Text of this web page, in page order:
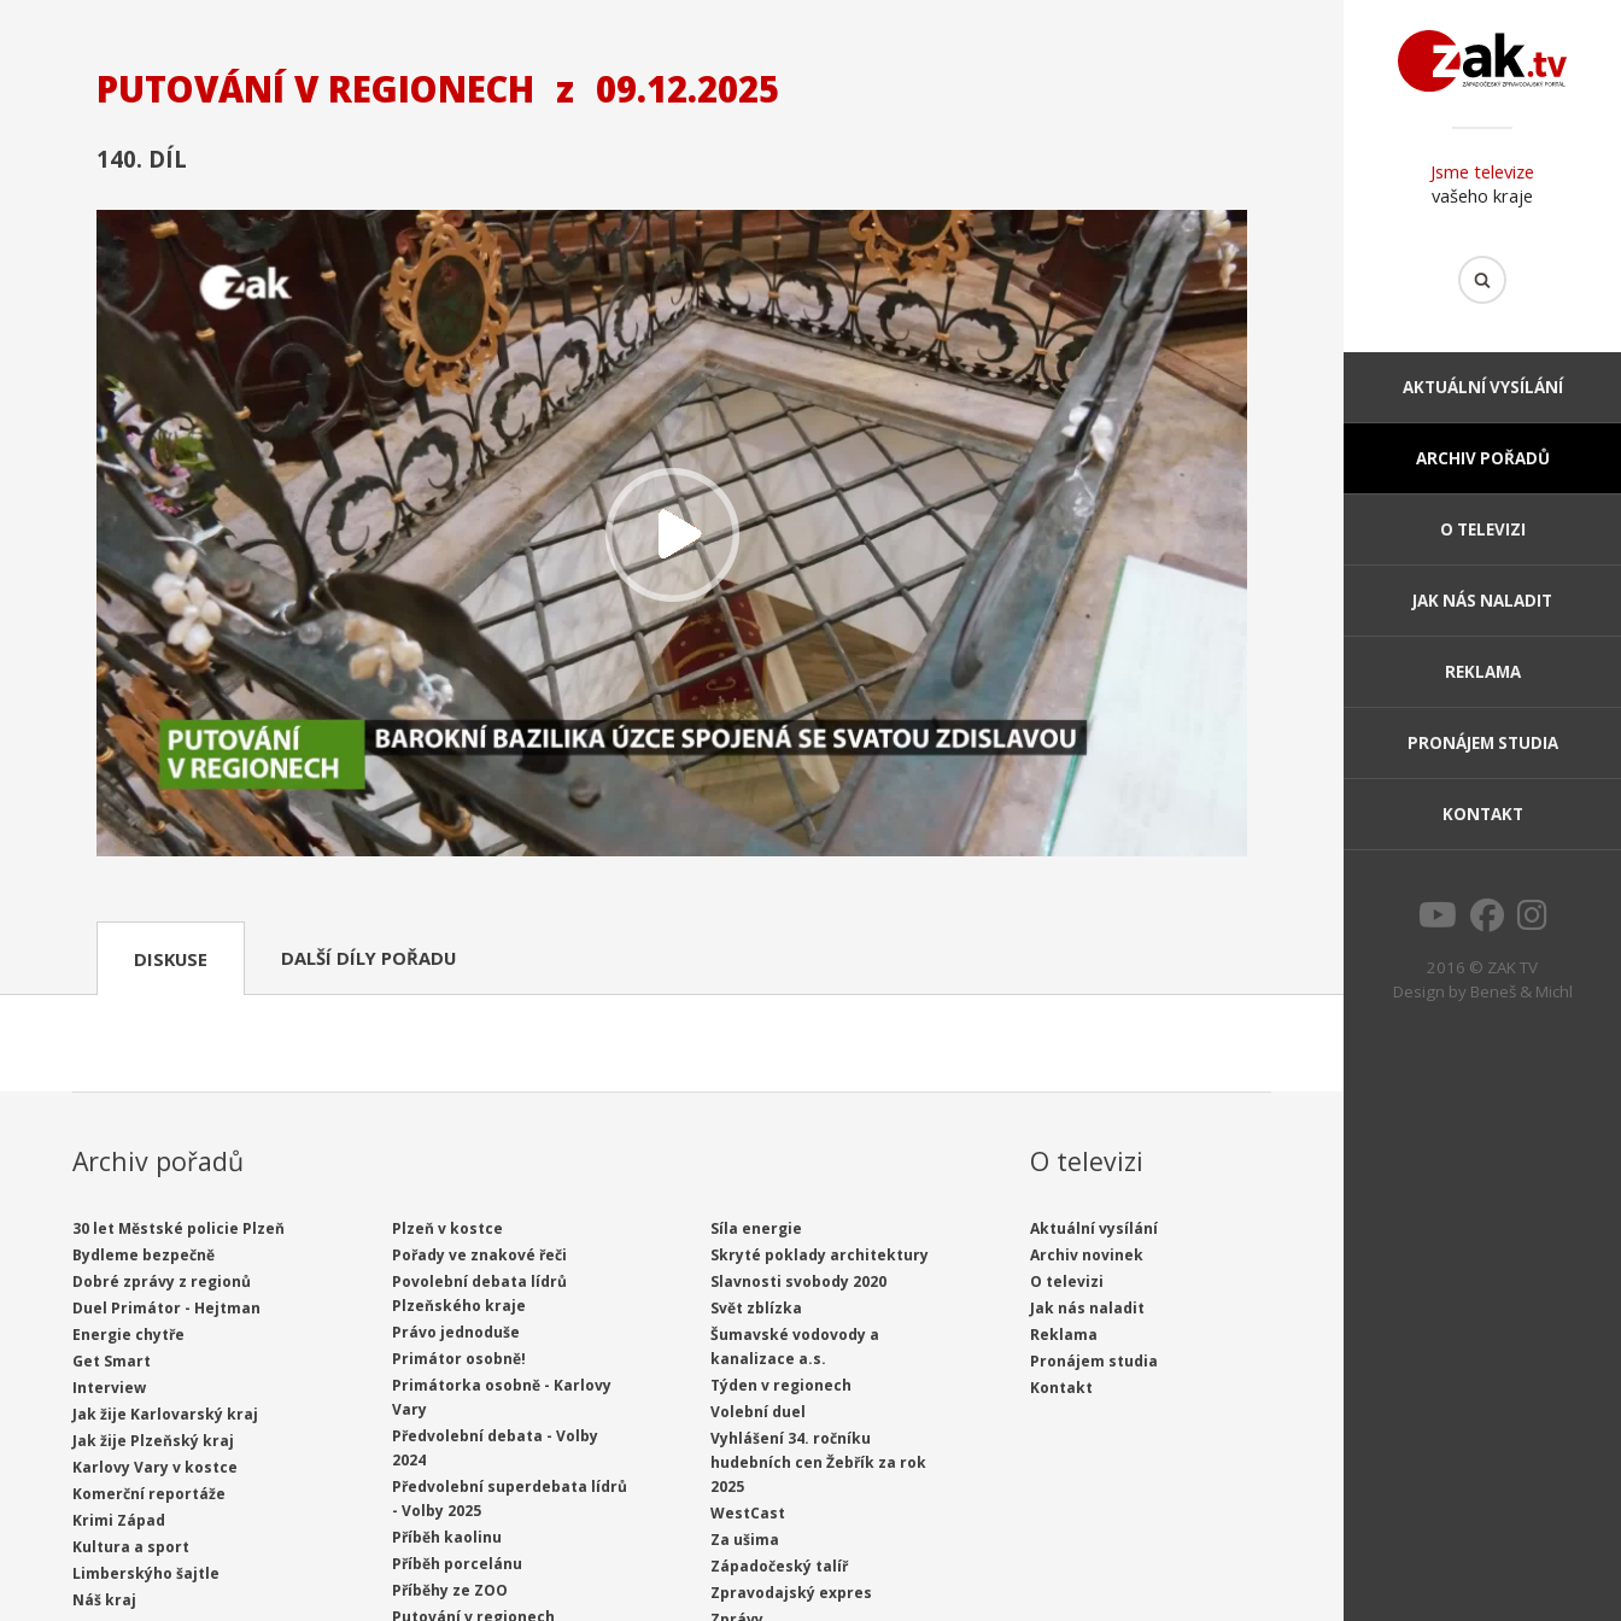
Jsme televize
vašeho kraje
AKTUÁLNÍ VYSÍLÁNÍ
ARCHIV POŘADŮ
O TELEVIZI
JAK NÁS NALADIT
REKLAMA
PRONÁJEM STUDIA
KONTAKT
2016 © ZAK TV
Design by Beneš & Michl
PUTOVÁNÍ V REGIONECH z 09.12.2025
140. DÍL
DISKUSE DALŠÍ DÍLY POŘADU
Archiv pořadů
30 let Městské policie Plzeň
Bydleme bezpečně
Dobré zprávy z regionů
Duel Primátor - Hejtman
Energie chytře
Get Smart
Interview
Jak žije Karlovarský kraj
Jak žije Plzeňský kraj
Karlovy Vary v kostce
Komerční reportáže
Krimi Západ
Kultura a sport
Limberskýho šajtle
Náš kraj
Plzeň v kostce
Pořady ve znakové řeči
Povolební debata lídrů
Plzeňského kraje
Právo jednoduše
Primátor osobně!
Primátorka osobně - Karlovy
Vary
Předvolební debata - Volby
2024
Předvolební superdebata lídrů
- Volby 2025
Příběh kaolinu
Příběh porcelánu
Příběhy ze ZOO
Síla energie
Skryté poklady architektury
Slavnosti svobody 2020
Svět zblízka
Šumavské vodovody a
kanalizace a.s.
Týden v regionech
Volební duel
Vyhlášení 34. ročníku
hudebních cen Žebřík za rok
2025
WestCast
Za ušima
Západočeský talíř
Zpravodajský expres
O televizi
Aktuální vysílání
Archiv novinek
O televizi
Jak nás naladit
Reklama
Pronájem studia
Kontakt